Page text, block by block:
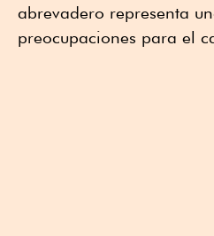
abrevadero representa
preocupaciones para el